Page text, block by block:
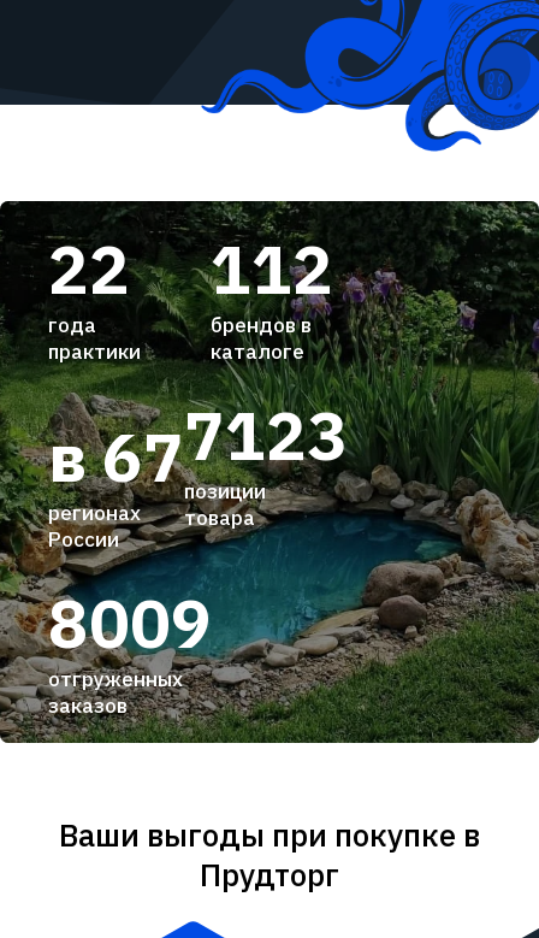
22
года
практики
112
брендов в
каталоге
7123
позиции
товара
8009
отгруженных
заказов
в 67
регионах
России
Ваши выгоды при покупке в
Прудторг